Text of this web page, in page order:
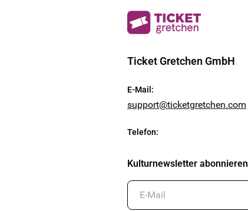
Ticket Gretchen GmbH
E-Mail :
support@ticketgretchen.com
Telefon:
Kulturnewsletter abonnieren